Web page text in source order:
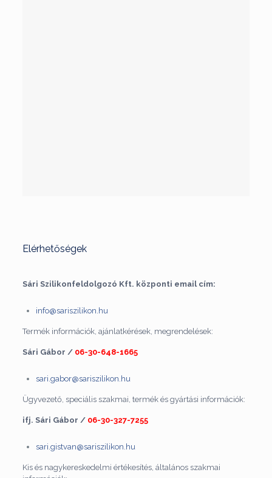
Elérhetőségek
Sári Szilikonfeldolgozó Kft. központi email cím:
info@sariszilikon.hu
Termék információk, ajánlatkérések, megrendelések:
Sári Gábor /06-30-648-1665
sari.gabor@sariszilikon.hu
Ügyvezető, speciális szakmai, termék és gyártási információk:
ifj. Sári Gábor / 06-30-327-7255
sari.gistvan@sariszilikon.hu
Kis és nagykereskedelmi értékesítés, általános szakmai